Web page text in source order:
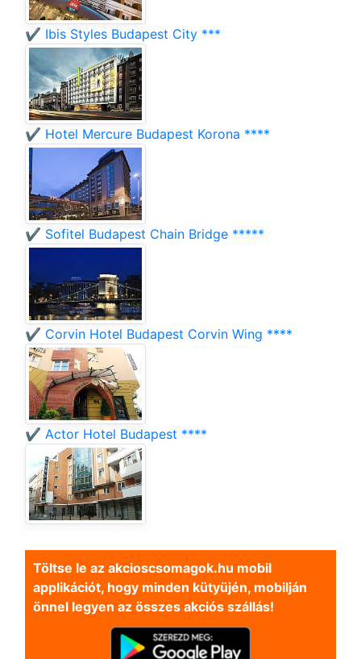
✔️ Ibis Styles Budapest City ***
✔️ Hotel Mercure Budapest Korona ****
✔️ Sofitel Budapest Chain Bridge *****
✔️ Corvin Hotel Budapest Corvin Wing ****
✔️ Actor Hotel Budapest ****
Töltse le az akcioscsomagok.hu mobil
applikációt, hogy minden kütyüjén, mobilján
önnel legyen az összes akciós szállás!